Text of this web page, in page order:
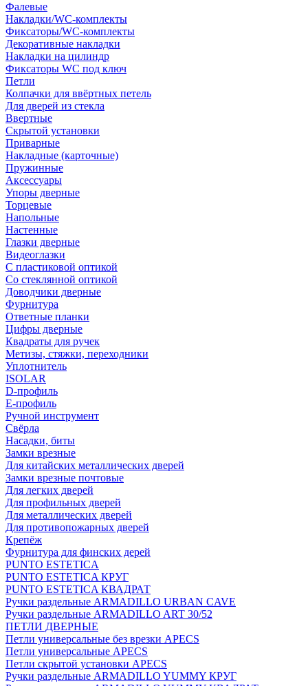
Фалевые
Накладки/WC-комплекты
Фиксаторы/WC-комплекты
Декоративные накладки
Накладки на цилиндр
Фиксаторы WC под ключ
Петли
Колпачки для ввёртных петель
Для дверей из стекла
Ввертные
Скрытой установки
Приварные
Накладные (карточные)
Пружинные
Аксессуары
Упоры дверные
Торцевые
Напольные
Настенные
Глазки дверные
Видеоглазки
С пластиковой оптикой
Со стеклянной оптикой
Доводчики дверные
Фурнитура
Ответные планки
Цифры дверные
Квадраты для ручек
Метизы, стяжки, переходники
Уплотнитель
ISOLAR
D-профиль
Е-профиль
Ручной инструмент
Свёрла
Насадки, биты
Замки врезные
Для китайских металлических дверей
Замки врезные почтовые
Для легких дверей
Для профильных дверей
Для металлических дверей
Для противопожарных дверей
Крепёж
Фурнитура для финских дерей
PUNTO ESTETICA
PUNTO ESTETICA КРУГ
PUNTO ESTETICA КВАДРАТ
Ручки раздельные ARMADILLO URBAN CAVE
Ручки раздельные ARMADILLO ART 30/52
ПЕТЛИ ДВЕРНЫЕ
Петли универсальные без врезки APECS
Петли универсальные APECS
Петли скрытой установки APECS
Ручки раздельные ARMADILLO YUMMY КРУГ